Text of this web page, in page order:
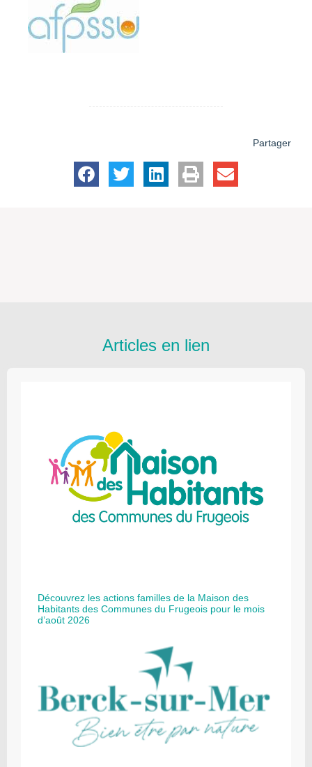
Partager
Articles en lien
Découvrez les actions familles de la Maison des
Habitants des Communes du Frugeois pour le mois
d’août 2026